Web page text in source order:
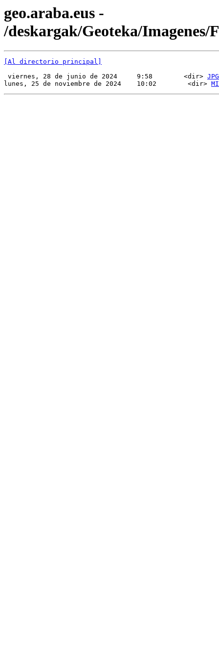
geo.araba.eus -
/deskargak/Geoteka/Imagenes/
[Al directorio principal]
viernes, 28 de junio de 2024     9:58        <dir> JPG
lunes, 25 de noviembre de 2024    10:02        <dir>